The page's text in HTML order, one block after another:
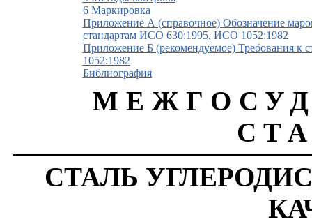
6 Маркировка
Приложение А (справочное) Обозначение
стандартам ИСО 630:1995, ИСО 1052:1982
Приложение Б (рекомендуемое) Требования
1052:1982
Библиография
СТАЛЬ